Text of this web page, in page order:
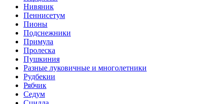
Нивяник
Пеннисетум
Пионы
Подснежники
Примула
Пролеска
Пушкиния
Разные луковичные и многолетники
Рудбекии
Рябчик
Седум